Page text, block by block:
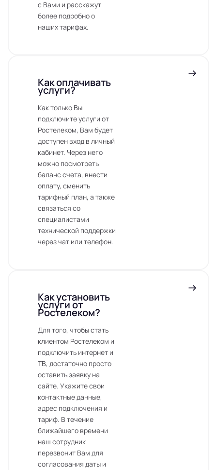
с Вами и расскажут
более подробно о
наших тарифах.
Как оплачивать
услуги?
Как только Вы
подключите услуги от
Ростелеком, Вам будет
доступен вход в личный
кабинет. Через него
можно посмотреть
баланс счета, внести
оплату, сменить
тарифный план, а также
связаться со
специалистами
технической поддержки
через чат или телефон.
Как установить
услуги от
Ростелеком?
Для того, чтобы стать
клиентом Ростелеком и
подключить интернет и
ТВ, достаточно просто
оставить заявку на
сайте. Укажите свои
контактные данные,
адрес подключения и
тариф. В течение
ближайшего времени
наш сотрудник
перезвонит Вам для
согласования даты и